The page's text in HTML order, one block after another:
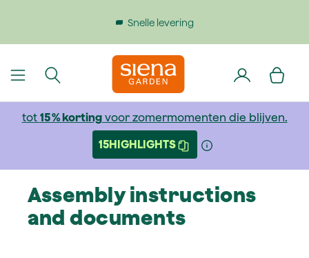
Snelle levering
tot 15 % kortingvoor zomermomenten die blijven.
15HIGHLIGHTS
Assembly instructions
and documents